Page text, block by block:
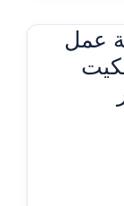
عمل